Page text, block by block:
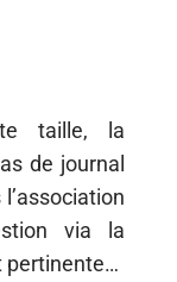
taille, la
de journal
via la
pertinente…